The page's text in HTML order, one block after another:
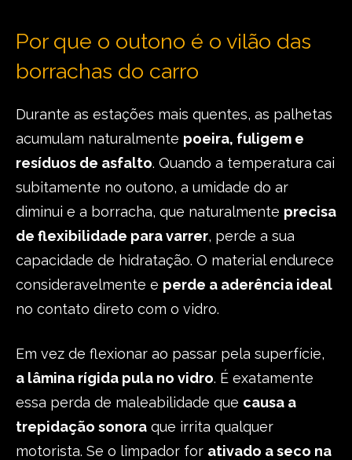
Por que o outono é o vilão das
borrachas do carro
Durante as estações mais quentes, as palhetas
acumulam naturalmente poeira, fuligem e
resíduos de asfalto. Quando a temperatura cai
subitamente no outono, a umidade do ar
diminui e a borracha, que naturalmente precisa
de flexibilidade para varrer, perde a sua
capacidade de hidratação. O material endurece
consideravelmente e perde a aderência ideal
no contato direto com o vidro.
Em vez de flexionar ao passar pela superfície,
a lâmina rígida pula no vidro. É exatamente
essa perda de maleabilidade que causa a
trepidação sonora que irrita qualquer
motorista. Se o limpador for ativado a seco na